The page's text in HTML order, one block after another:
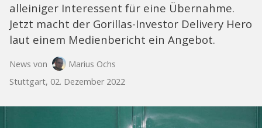
alleiniger Interessent für eine Übernahme.
Jetzt macht der Gorillas-Investor Delivery Hero
laut einem Medienbericht ein Angebot.
News von
Marius Ochs
Stuttgart, 02. Dezember 2022